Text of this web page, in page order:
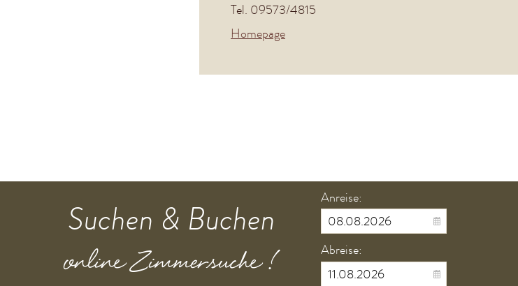
Tel. 09573/4815
Homepage
Suchen & Buchen
online Zimmersuche !
Anreise:
Abreise: